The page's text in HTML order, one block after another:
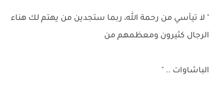
" لا تيأسي من رحمة الله، ربما ستجدين من يهتم لك هناء
الرجال كثيرون ومعظمهم من
الباشاوات .. "